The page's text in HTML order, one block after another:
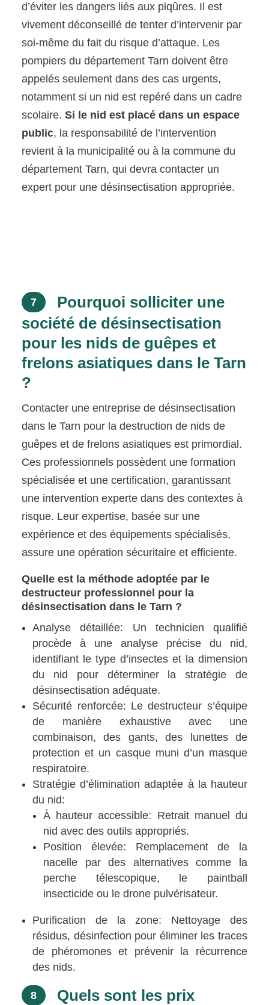
d’éviter les dangers liés aux piqûres. Il est
vivement déconseillé de tenter d’intervenir par
soi-même du fait du risque d’attaque. Les
pompiers du département Tarn doivent être
appelés seulement dans des cas urgents,
notamment si un nid est repéré dans un cadre
scolaire.Si le nid est placé dans un espace
public, la responsabilité de l’intervention
revient à la municipalité ou à la commune du
département Tarn, qui devra contacter un
expert pour une désinsectisation appropriée.
7
Pourquoi solliciter une
société de désinsectisation
pour les nids de guêpes et
frelons asiatiques dans le Tarn
?
Contacter une entreprise de désinsectisation
dans le Tarn pour la destruction de nids de
guêpes et de frelons asiatiques est primordial.
Ces professionnels possèdent une formation
spécialisée et une certification, garantissant
une intervention experte dans des contextes à
risque. Leur expertise, basée sur une
expérience et des équipements spécialisés,
assure une opération sécuritaire et efficiente.
Quelle est la méthode adoptée par le
destructeur professionnel pour la
désinsectisation dans le Tarn ?
Analyse détaillée: Un technicien qualifié
procède à une analyse précise du nid,
identifiant le type d’insectes et la dimension
du nid pour déterminer la stratégie de
désinsectisation adéquate.
Sécurité renforcée: Le destructeur s’équipe
de manière exhaustive avec une
combinaison, des gants, des lunettes de
protection et un casque muni d’un masque
respiratoire.
Stratégie d’élimination adaptée à la hauteur
du nid:
À hauteur accessible: Retrait manuel du
nid avec des outils appropriés.
Position élevée: Remplacement de la
nacelle par des alternatives comme la
perche télescopique, le paintball
insecticide ou le drone pulvérisateur.
Purification de la zone: Nettoyage des
résidus, désinfection pour éliminer les traces
de phéromones et prévenir la récurrence
des nids.
8
Quels sont les prix